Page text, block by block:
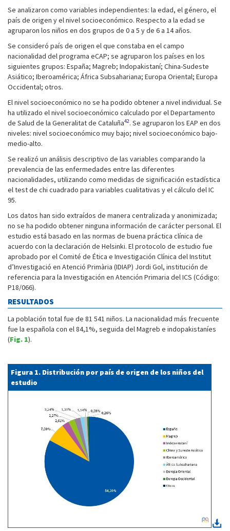
Se analizaron como variables independientes: la edad, el género, el
país de origen y el nivel socioeconómico. Respecto a la edad se
agruparon los niños en dos grupos de 0 a 5 y de 6 a 14 años.
Se consideró país de origen el que constaba en el campo
nacionalidad del programa eCAP; se agruparon los países en los
siguientes grupos: España; Magreb; Indopakistaní; China-Sudeste
Asiático; Iberoamérica; África Subsahariana; Europa Oriental; Europa
Occidental; otros.
El nivel socioeconómico no se ha podido obtener a nivel individual. Se
ha utilizado el nivel socioeconómico calculado por el Departamento
de Salud de la Generalitat de Cataluña42. Se agruparon los EAP en dos
niveles: nivel socioeconómico muy bajo; nivel socioeconómico bajo-
medio-alto.
Se realizó un análisis descriptivo de las variables comparando la
prevalencia de las enfermedades entre las diferentes
nacionalidades, utilizando como medidas de significación estadística
el test de chi cuadrado para variables cualitativas y el cálculo del IC
95.
Los datos han sido extraídos de manera centralizada y anonimizada;
no se ha podido obtener ninguna información de carácter personal. El
estudio está basado en las normas de buena práctica clínica de
acuerdo con la declaración de Helsinki. El protocolo de estudio fue
aprobado por el Comité de Ética e Investigación Clínica del Institut
d’Investigació en Atenció Primària (IDIAP) Jordi Gol, institución de
referencia para la Investigación en Atención Primaria del ICS (Código:
P18/066).
RESULTADOS
La población total fue de 81 541 niños. La nacionalidad más frecuente
fue la española con el 84,1%, seguida del Magreb e indopakistaníes
(Fig. 1).
Figura 1. Distribución por país de origen de los niños del
estudio